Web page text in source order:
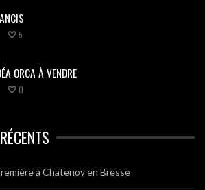
5
ORCA À VENDRE
0
à Chatenoy en Bresse